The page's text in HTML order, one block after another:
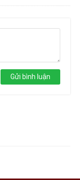
Gửi bình luận